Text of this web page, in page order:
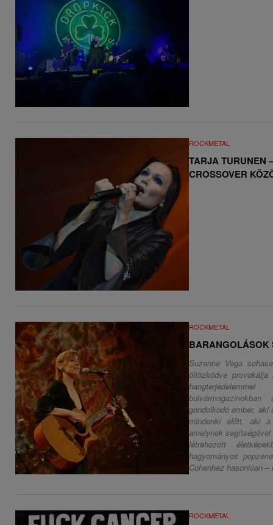
ROCKMETAL
TARJA TURUNEN
CROSSOVER
ROCKMETAL
BARANGOLÁSOK
Suzanne Vega
öltözködve
gondolkodó ember,
mindenki előtt, aki
amelynek
létrehozott
hagyományos
Cohenhez hasonlóan
ROCKMETAL